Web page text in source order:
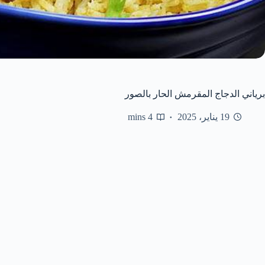
برياني الدجاج المقرمش الحار بالصور
19 يناير، 2025 4 mins